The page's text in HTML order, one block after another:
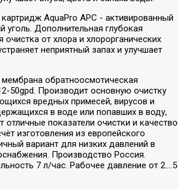
AquaPro APC - активированный
уголь. Дополнительная глубокая
очистка от хлора и хлорорганических
неприятный запах и улучшает
мембрана обратноосмотическая
50gpd. Производит основную очистку
вредных примесей, вирусов и
в воде или попавших в воду,
отличные показатели очистки и качество
изготовления из европейского
вариант для низких давлений в
Производство Россия.
7 л/час. Рабочее давление от 2....5